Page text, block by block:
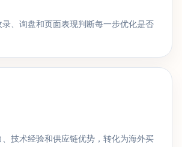
、询盘和页面表现判断每一步优化是否
技术经验和供应链优势，转化为海外买